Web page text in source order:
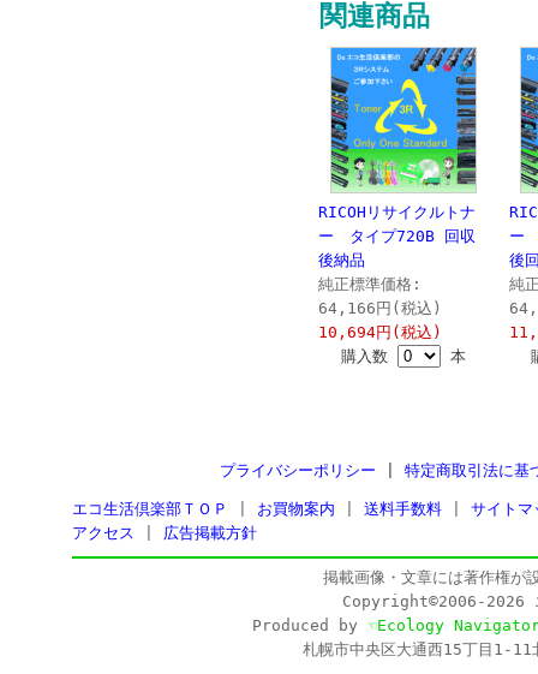
関連商品
RICOHリサイクルトナ
ー タイプ720B 回収
後納品
純正標準価格:
64,166円(税込)
10,694円(税込)
購入数
本
ー
後
純
プライバシーポリシー 特定商取引法に基
エコ生活倶楽部ＴＯＰ お買物案内 送料手数料
サイトマ
アクセス
広告掲載方針
掲載画像・文章には著作権が
Copyright©2006-2026
Produced by ☜Ecology
札幌市中央区大通西15丁目1-